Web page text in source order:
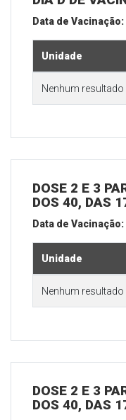
Data de Vacinação:
Unidade
Nenhum
DOSE 2 E 3
DOS 40, DAS
Data de Vacinação:
Unidade
Nenhum
DOSE 2 E 3
DOS 40, DAS